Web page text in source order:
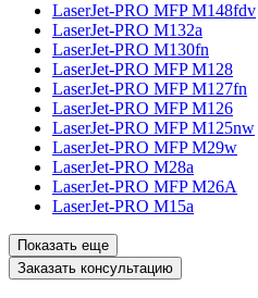
LaserJet-PRO MFP M148fdv
LaserJet-PRO M132a
LaserJet-PRO M130fn
LaserJet-PRO MFP M128
LaserJet-PRO MFP M127fn
LaserJet-PRO MFP M126
LaserJet-PRO MFP M125nw
LaserJet-PRO MFP M29w
LaserJet-PRO M28a
LaserJet-PRO MFP M26A
LaserJet-PRO M15a
Показать еще
Заказать консультацию